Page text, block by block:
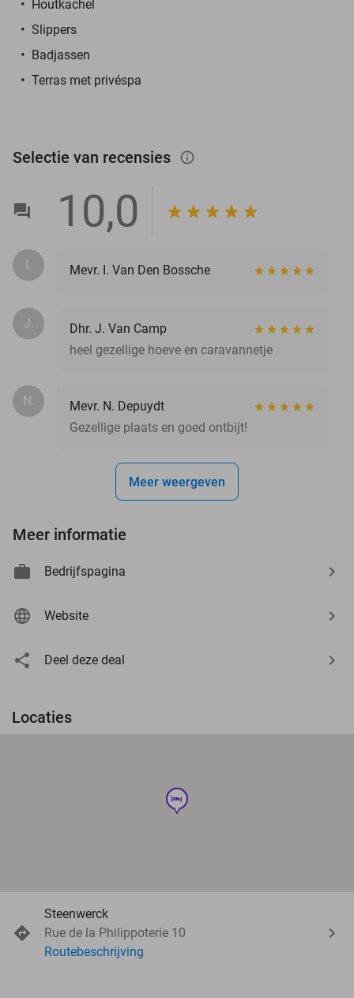
Houtkachel
Slippers
Badjassen
Terras met privéspa
Selectie van recensies info_outlined
10,0
I. Mevr. I. Van Den Bossche
J.
Dhr. J. Van Camp
heel gezellige hoeve en caravannetje
N.
Mevr. N. Depuydt
Gezellige plaats en goed ontbijt!
Meer weergeven
Meer informatie
Bedrijfspagina
Website
Deel deze deal
Locaties
hotel
Steenwerck
Rue de la Philippoterie 10
Routebeschrijving